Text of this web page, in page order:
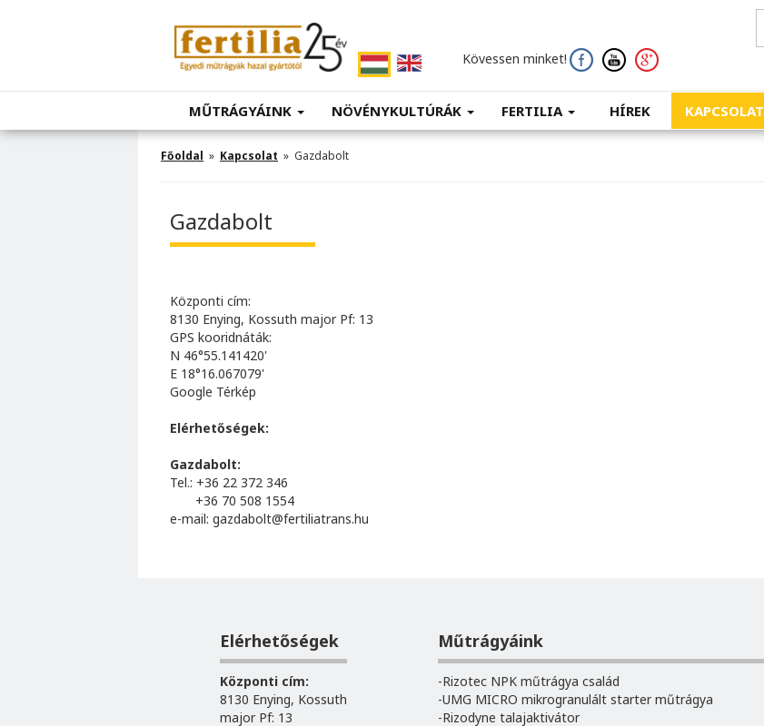
Kövessen minket!
MŰTRÁGYÁINK NÖVÉNYKULTÚRÁK FERTILIA HÍREK KAPCSOLAT
Főoldal » Kapcsolat » Gazdabolt
Gazdabolt
Központi cím:
8130 Enying, Kossuth major Pf: 13
GPS kooridnáták:
N 46°55.141420'
E 18°16.067079'
Google Térkép
Elérhetőségek:
Gazdabolt:
Tel.: +36 22 372 346
+36 70 508 1554
e-mail: gazdabolt@fertiliatrans.hu
Elérhetőségek
Központi cím:
8130 Enying, Kossuth
major Pf: 13
Műtrágyáink
Rizotec NPK műtrágya család
UMG MICRO mikrogranulált starter műtrágya
Rizodyne talajaktivátor